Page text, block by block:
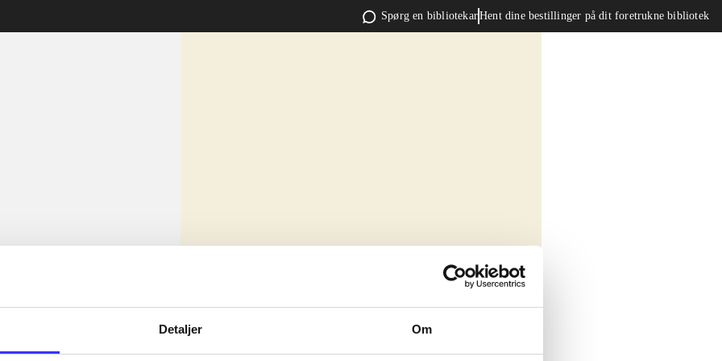
Detaljer Om
Spørg en bibliotekarHent dine bestillinger på dit foretrukne bibliotek
sit amet ...
sit amet ...